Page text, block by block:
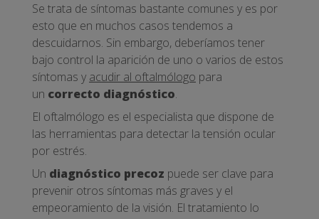
Se trata de síntomas bastante comunes y es por
esto que en muchos casos tendemos a
descuidarnos. Sin embargo, deberíamos tener
bajo control la aparición de uno o varios de estos
síntomas y acudir al oftalmólogo para
un correcto diagnóstico.
El oftalmólogo es el especialista que dispone de
las herramientas para detectar la tensión ocular
por estrés.
Un diagnóstico precoz puede ser clave para
prevenir otros síntomas más graves y el
empeoramiento de la visión. El tratamiento lo